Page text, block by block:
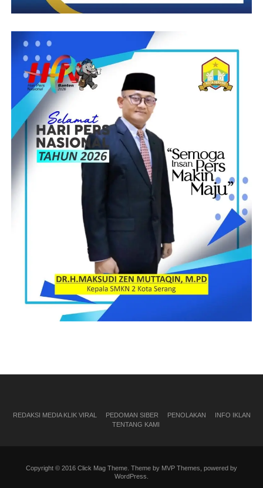
REDAKSI MEDIA KLIK VIRAL PEDOMAN SIBER PENOLAKAN
INFO IKLAN
TENTANG KAMI
Copyright © 2016 Click Mag Theme. Theme by MVP Themes, powered by
WordPress.